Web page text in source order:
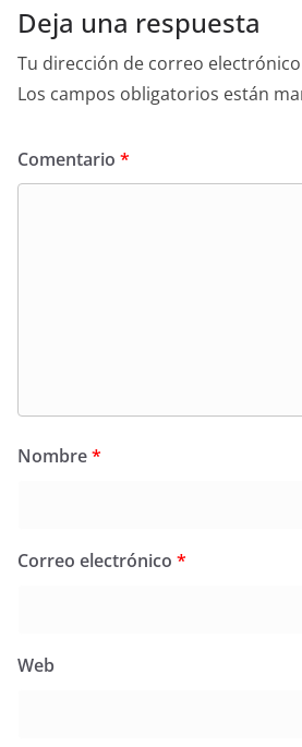
Deja una respuesta
Tu dirección de correo
Los campos obligatorios están
Comentario *
Nombre*
Correo electrónico *
Web